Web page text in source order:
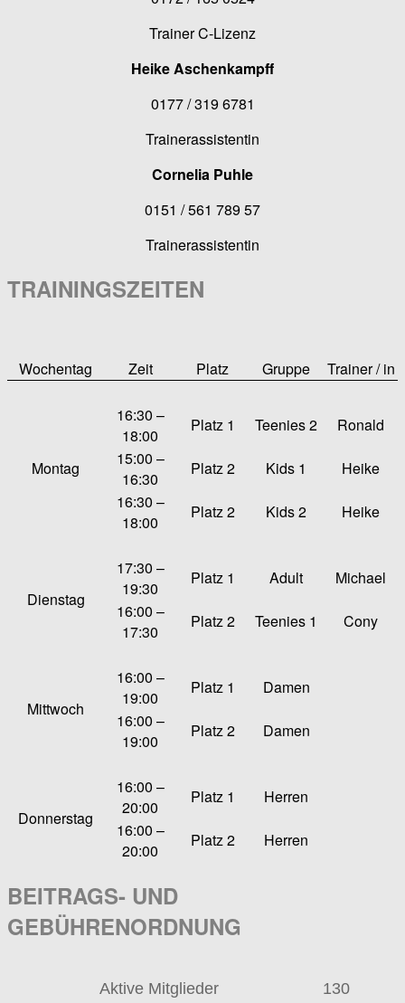
Trainer C-Lizenz
Heike Aschenkampff
0177 / 319 6781
Trainerassistentin
Cornelia Puhle
0151 / 561 789 57
Trainerassistentin
TRAININGSZEITEN
Wochentag Zeit Platz Gruppe Trainer / in
Montag
16:30 –
18:00
Platz 1 Teenies 2
Ronald
15:00 –
16:30
Platz 2 Kids 1
Heike
16:30 –
18:00
Platz 2 Kids 2 Heike
Dienstag
17:30 –
19:30
Platz 1 Adult
Michael
16:00 –
17:30
Platz 2 Teenies 1 Cony
Mittwoch
16:00 –
19:00
Platz 1
Damen
16:00 –
19:00
Platz 2 Damen
Donnerstag
16:00 –
20:00
Platz 1
Herren
16:00 –
20:00
Platz 2 Herren
BEITRAGS- UND
GEBÜHRENORDNUNG
Aktive Mitglieder 130